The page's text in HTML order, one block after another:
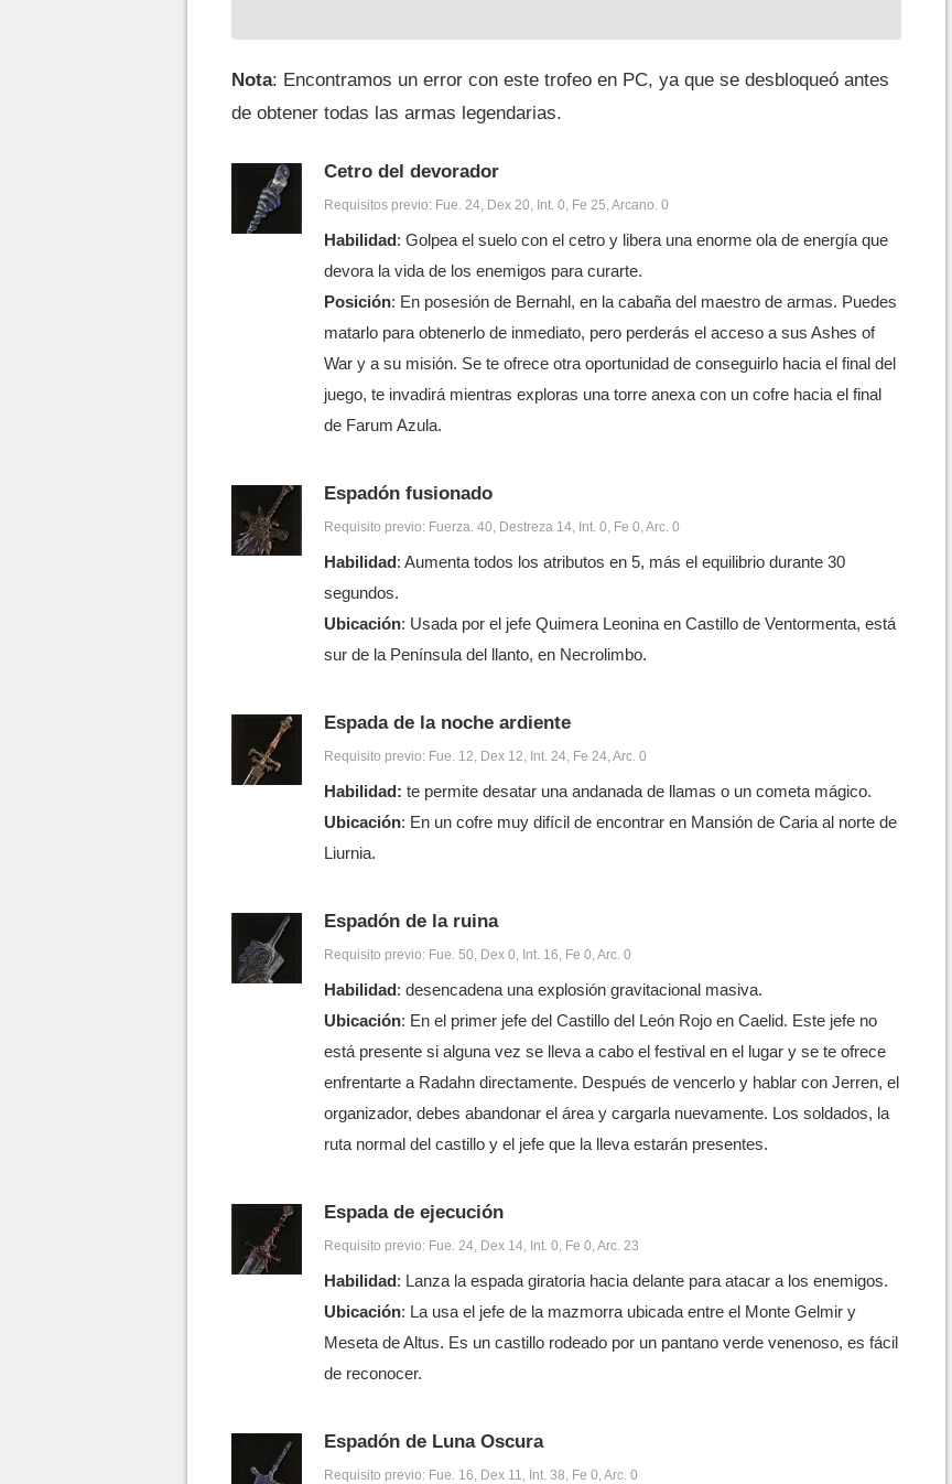
Nota: Encontramos un error con este trofeo en PC, ya que se desbloqueó antes
de obtener todas las armas legendarias.
Cetro del devorador
Requisitos previo: Fue. 24, Dex 20, Int. 0, Fe 25, Arcano. 0
Habilidad: Golpea el suelo con el cetro y libera una enorme ola de energía que
devora la vida de los enemigos para curarte.
Posición: En posesión de Bernahl, en la cabaña del maestro de armas. Puedes
matarlo para obtenerlo de inmediato, pero perderás el acceso a sus Ashes of
War y a su misión. Se te ofrece otra oportunidad de conseguirlo hacia el final del
juego, te invadirá mientras exploras una torre anexa con un cofre hacia el final
de Farum Azula.
Espadón fusionado
Requisito previo: Fuerza. 40, Destreza 14, Int. 0, Fe 0, Arc. 0
Habilidad: Aumenta todos los atributos en 5, más el equilibrio durante 30
segundos.
Ubicación: Usada por el jefe Quimera Leonina en Castillo de Ventormenta, está
sur de la Península del llanto, en Necrolimbo.
Espada de la noche ardiente
Requisito previo: Fue. 12, Dex 12, Int. 24, Fe 24, Arc. 0
Habilidad: te permite desatar una andanada de llamas o un cometa mágico.
Ubicación: En un cofre muy difícil de encontrar en Mansión de Caria al norte de
Liurnia.
Espadón de la ruina
Requisito previo: Fue. 50, Dex 0, Int. 16, Fe 0, Arc. 0
Habilidad: desencadena una explosión gravitacional masiva.
Ubicación: En el primer jefe del Castillo del León Rojo en Caelid. Este jefe no
está presente si alguna vez se lleva a cabo el festival en el lugar y se te ofrece
enfrentarte a Radahn directamente. Después de vencerlo y hablar con Jerren, el
organizador, debes abandonar el área y cargarla nuevamente. Los soldados, la
ruta normal del castillo y el jefe que la lleva estarán presentes.
Espada de ejecución
Requisito previo: Fue. 24, Dex 14, Int. 0, Fe 0, Arc. 23
Habilidad: Lanza la espada giratoria hacia delante para atacar a los enemigos.
Ubicación: La usa el jefe de la mazmorra ubicada entre el Monte Gelmir y
Meseta de Altus. Es un castillo rodeado por un pantano verde venenoso, es fácil
de reconocer.
Espadón de Luna Oscura
Requisito previo: Fue. 16, Dex 11, Int. 38, Fe 0, Arc. 0